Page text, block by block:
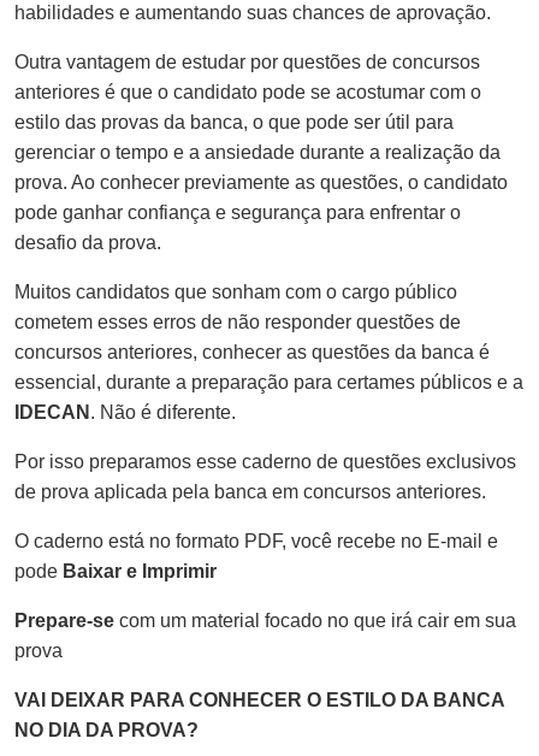
habilidades e aumentando suas chances de aprovação.
Outra vantagem de estudar por questões de concursos
anteriores é que o candidato pode se acostumar com o
estilo das provas da banca, o que pode ser útil para
gerenciar o tempo e a ansiedade durante a realização da
prova. Ao conhecer previamente as questões, o candidato
pode ganhar confiança e segurança para enfrentar o
desafio da prova.
Muitos candidatos que sonham com o cargo público
cometem esses erros de não responder questões de
concursos anteriores, conhecer as questões da banca é
essencial, durante a preparação para certames públicos e a
IDECAN . Não é diferente.
Por isso preparamos esse caderno de questões exclusivos
de prova aplicada pela banca em concursos anteriores.
O caderno está no formato PDF, você recebe no E-mail e
pode Baixar e Imprimir
Prepare-se com um material focado no que irá cair em sua
prova
VAI DEIXAR PARA CONHECER O ESTILO DA BANCA
NO DIA DA PROVA?